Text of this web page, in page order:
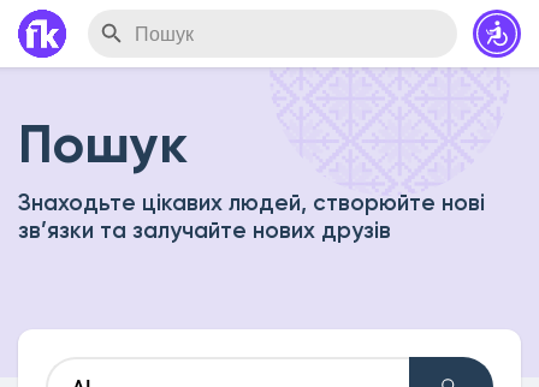
Пошук
Знаходьте цікавих людей, створюйте нові
зв’язки та залучайте нових друзів